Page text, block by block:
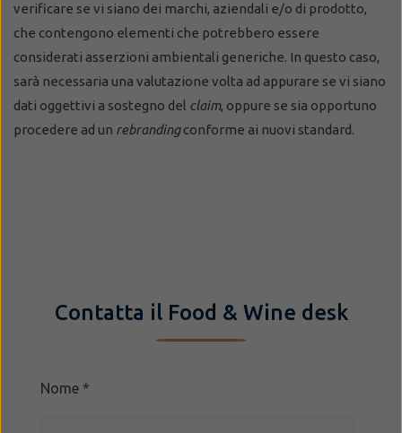
verificare se vi siano dei marchi, aziendali e/o di prodotto,
che contengono elementi che potrebbero essere
considerati asserzioni ambientali generiche. In questo caso,
sarà necessaria una valutazione volta ad appurare se vi siano
dati oggettivi a sostegno del claim, oppure se sia opportuno
procedere ad un rebrandingconforme ai nuovi standard.
Contatta il Food & Wine desk
Nome *